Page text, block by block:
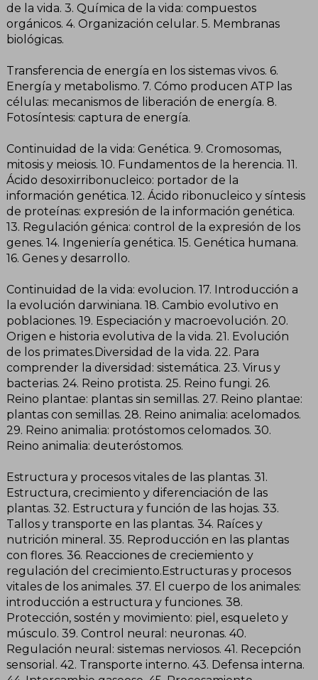
de la vida. 3. Química de la vida: compuestos
orgánicos. 4. Organización celular. 5. Membranas
biológicas.
Transferencia de energía en los sistemas vivos. 6.
Energía y metabolismo. 7. Cómo producen ATP las
células: mecanismos de liberación de energía. 8.
Fotosíntesis: captura de energía.
Continuidad de la vida: Genética. 9. Cromosomas,
mitosis y meiosis. 10. Fundamentos de la herencia. 11.
Ácido desoxirribonucleico: portador de la
información genética. 12. Ácido ribonucleico y síntesis
de proteínas: expresión de la información genética.
13. Regulación génica: control de la expresión de los
genes. 14. Ingeniería genética. 15. Genética humana.
16. Genes y desarrollo.
Continuidad de la vida: evolucion. 17. Introducción a
la evolución darwiniana. 18. Cambio evolutivo en
poblaciones. 19. Especiación y macroevolución. 20.
Origen e historia evolutiva de la vida. 21. Evolución
de los primates.Diversidad de la vida. 22. Para
comprender la diversidad: sistemática. 23. Virus y
bacterias. 24. Reino protista. 25. Reino fungi. 26.
Reino plantae: plantas sin semillas. 27. Reino plantae:
plantas con semillas. 28. Reino animalia: acelomados.
29. Reino animalia: protóstomos celomados. 30.
Reino animalia: deuteróstomos.
Estructura y procesos vitales de las plantas. 31.
Estructura, crecimiento y diferenciación de las
plantas. 32. Estructura y función de las hojas. 33.
Tallos y transporte en las plantas. 34. Raíces y
nutrición mineral. 35. Reproducción en las plantas
con flores. 36. Reacciones de creciemiento y
regulación del crecimiento.Estructuras y procesos
vitales de los animales. 37. El cuerpo de los animales:
introducción a estructura y funciones. 38.
Protección, sostén y movimiento: piel, esqueleto y
músculo. 39. Control neural: neuronas. 40.
Regulación neural: sistemas nerviosos. 41. Recepción
sensorial. 42. Transporte interno. 43. Defensa interna.